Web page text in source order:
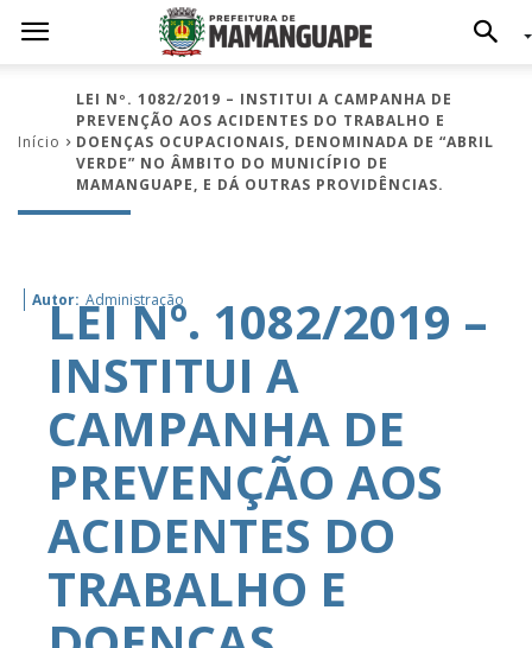
Início
LEI Nº. 1082/2019 – INSTITUI A CAMPANHA DE
PREVENÇÃO AOS ACIDENTES DO TRABALHO E
DOENÇAS OCUPACIONAIS, DENOMINADA DE “ABRIL
VERDE” NO ÂMBITO DO MUNICÍPIO DE
MAMANGUAPE, E DÁ OUTRAS PROVIDÊNCIAS.
Autor: Administração
LEI Nº. 1082/2019 –
INSTITUI A
CAMPANHA DE
PREVENÇÃO AOS
ACIDENTES DO
TRABALHO E